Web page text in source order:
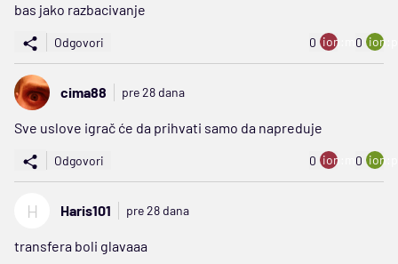
bas jako razbacivanje
Odgovori 0 ion:minus
0
cima88 pre 28 dana
Sve uslove igrač će da prihvati samo da napreduje
Odgovori 0 ion:minus
0
H Haris101 pre 28 dana
transfera boli glavaaa